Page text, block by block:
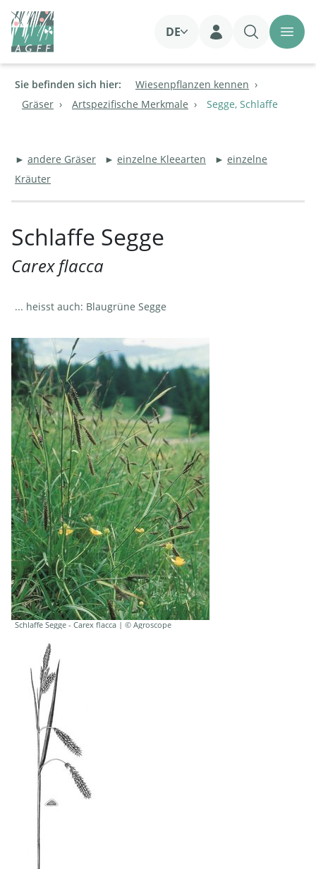
DE
Login
Sie befinden sich hier:
Wiesenpflanzen kennen
Gräser
Artspezifische Merkmale Segge, Schlaffe
► andere Gräser ► einzelne Kleearten ► einzelne
Kräuter
Schlaffe Segge
Carex flacca
... heisst auch: Blaugrüne Segge
Schlaffe Segge - Carex flacca | © Agroscope